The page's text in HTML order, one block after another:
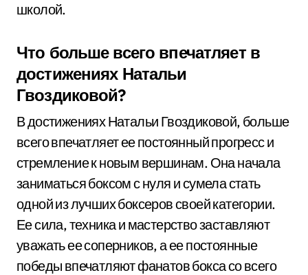
школой.
Что больше всего впечатляет в
достижениях Натальи
Гвоздиковой?
В достижениях Натальи Гвоздиковой, больше
всего впечатляет ее постоянный прогресс и
стремление к новым вершинам. Она начала
заниматься боксом с нуля и сумела стать
одной из лучших боксеров своей категории.
Ее сила, техника и мастерство заставляют
уважать ее соперников, а ее постоянные
победы впечатляют фанатов бокса со всего